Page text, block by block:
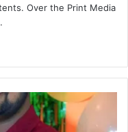
Over the Print Media